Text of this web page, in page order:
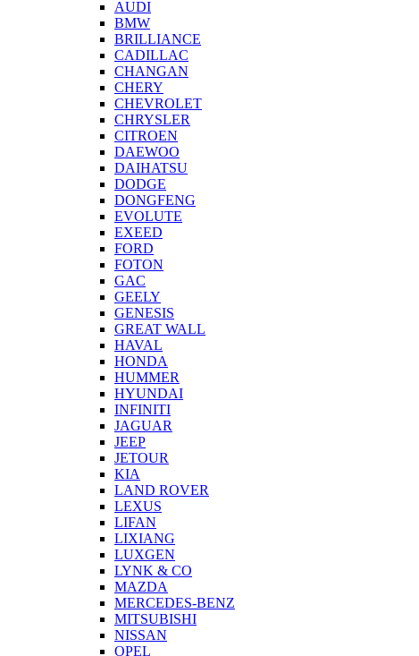
AUDI
BMW
BRILLIANCE
CADILLAC
CHANGAN
CHERY
CHEVROLET
CHRYSLER
CITROEN
DAEWOO
DAIHATSU
DODGE
DONGFENG
EVOLUTE
EXEED
FORD
FOTON
GAC
GEELY
GENESIS
GREAT WALL
HAVAL
HONDA
HUMMER
HYUNDAI
INFINITI
JAGUAR
JEEP
JETOUR
KIA
LAND ROVER
LEXUS
LIFAN
LIXIANG
LUXGEN
LYNK & CO
MAZDA
MERCEDES-BENZ
MITSUBISHI
NISSAN
OPEL